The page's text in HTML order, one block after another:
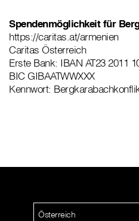
Spendenmöglichkeit für
https://caritas.at/armenien
Caritas Österreich
Erste Bank: IBAN AT23 2011
BIC GIBAATWWXXX
Kennwort:
Österreich